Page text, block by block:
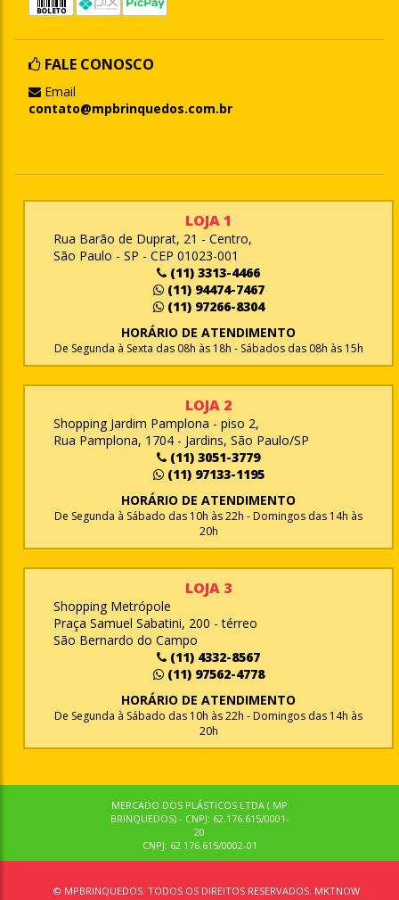
FALE CONOSCO
Email
contato@mpbrinquedos.com.br
LOJA 1
Rua Barão de Duprat, 21 - Centro,
São Paulo - SP - CEP 01023-001
(11) 3313-4466
(11) 94474-7467
(11) 97266-8304
HORÁRIO DE ATENDIMENTO
De Segunda à Sexta das 08h às 18h - Sábados das 08h às 15h
LOJA 2
Shopping Jardim Pamplona - piso 2,
Rua Pamplona, 1704 - Jardins, São Paulo/SP
(11) 3051-3779
(11) 97133-1195
HORÁRIO DE ATENDIMENTO
De Segunda à Sábado das 10h às 22h - Domingos das 14h às
20h
LOJA 3
Shopping Metrópole
Praça Samuel Sabatini, 200 - térreo
São Bernardo do Campo
(11) 4332-8567
(11) 97562-4778
HORÁRIO DE ATENDIMENTO
De Segunda à Sábado das 10h às 22h - Domingos das 14h às
20h
MERCADO DOS PLÁSTICOS LTDA ( MP
BRINQUEDOS) - CNPJ: 62.176.615/0001-
20
CNPJ: 62.176.615/0002-01
© MPBRINQUEDOS. TODOS OS DIREITOS RESERVADOS. MKTNOW